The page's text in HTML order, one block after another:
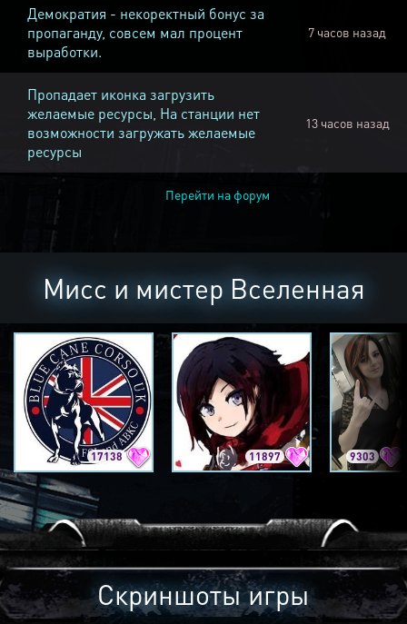
Демократия - некоректный бонус за
пропаганду, совсем мал процент
выработки.
7 часов назад
Пропадает иконка загрузить
желаемые ресурсы, На станции нет
возможности загружать желаемые
ресурсы
13 часов назад
Перейти на форум
Мисс и мистер Вселенная
17138 11897 9303
Скриншоты игры